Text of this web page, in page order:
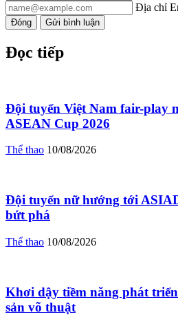
Địa chỉ
Đóng Gửi bình luận
Đọc tiếp
Đội tuyển Việt Nam fair-play
ASEAN Cup 2026
Thể thao 10/08/2026
Đội tuyển nữ hướng tới
bứt phá
Thể thao 10/08/2026
Khơi dậy tiềm năng phát
sản võ thuật